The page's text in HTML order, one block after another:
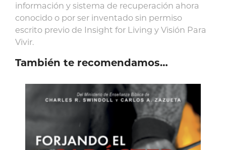
información y sistema de recuperación ahora
conocido o por ser inventado sin permiso
escrito previo de Insight for Living y Visión Para
Vivir.
También te recomendamos…